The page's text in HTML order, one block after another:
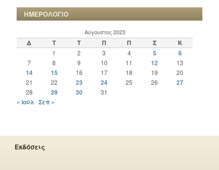
ΗΜΕΡΟΛΟΓΙΟ
Αύγουστος 2023
Δ Τ Τ Π Π Σ Κ
1 2 3 4 5 6
7 8 9 10 11 12 13
14 15 16 17 18 19
20
21
22 23 24 25 26 27
28 29 30 31
« Ιούλ Σεπ »
Εκδόσεις